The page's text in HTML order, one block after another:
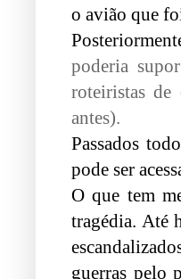
o avião que
poderia
roteiristas de
antes).
Passados
pode ser
O que tem
tragédia. Até
guerras pelo